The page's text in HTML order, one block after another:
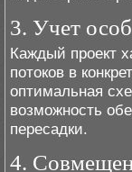
3. Учет
Каждый проект
потоков в
оптимальная
возможность
пересадки.
4.